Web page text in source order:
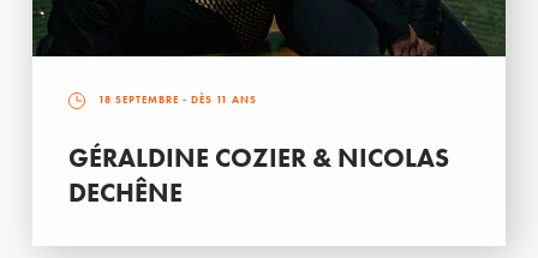
18 SEPTEMBRE - DÈS 11 ANS
GÉRALDINE COZIER & NICOLAS
DECHÊNE